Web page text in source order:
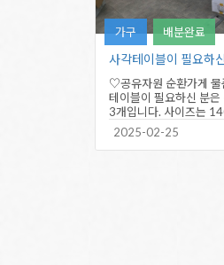
가구 배분완료
♡공유자원 순환가게
테이블이 필요하신 분
3개입니다. 사이즈는
서구 농성동에 있으며…
2025-02-25